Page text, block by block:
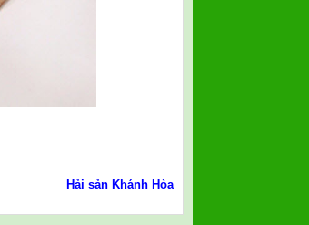
Hải sản Khánh Hòa